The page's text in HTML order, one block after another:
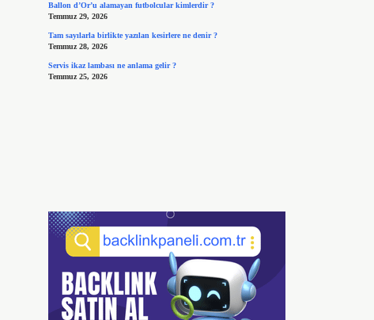
Ballon d’Or’u alamayan futbolcular kimlerdir ?
Temmuz 29, 2026
Tam sayılarla birlikte yazılan kesirlere ne denir ?
Temmuz 28, 2026
Servis ikaz lambası ne anlama gelir ?
Temmuz 25, 2026